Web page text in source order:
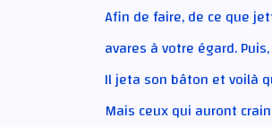
Afin de faire, de ce que
avares à votre égard.
Il jeta son bâton et voilà
Mais ceux qui auront